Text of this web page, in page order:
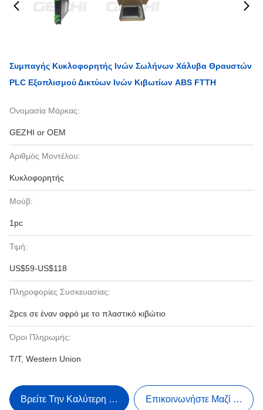
Συμπαγής Κυκλοφορητής Ινών Σωλήνων Χάλυβα Θραυστών
PLC Εξοπλισμού Δικτύων Ινών Κιβωτίων ABS FTTH
Ονομασία Μάρκας:
GEZHI or OEM
Αριθμός Μοντέλου:
Κυκλοφορητής
Μούβ:
1pc
Τιμή:
US$59-US$118
Πληροφορίες Συσκευασίας:
2pcs σε έναν αφρό με το πλαστικό κιβώτιο
Όροι Πληρωμής:
T/T, Western Union
Βρείτε Την Καλύτερη Τιμή Επικοινωνήστε Μαζί Μας